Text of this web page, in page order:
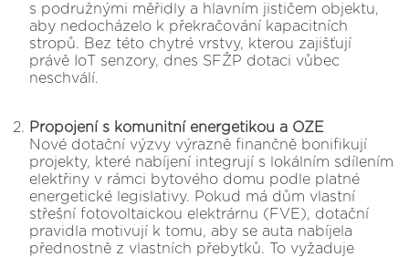
s podružnými měřidly a hlavním jističem objektu,
aby nedocházelo k překračování kapacitních
stropů. Bez této chytré vrstvy, kterou zajišťují
právě IoT senzory, dnes SFŽP dotaci vůbec
neschválí.
Propojení s komunitní energetikou a OZE
Nové dotační výzvy výrazně finančně bonifikují
projekty, které nabíjení integrují s lokálním sdílením
elektřiny v rámci bytového domu podle platné
energetické legislativy. Pokud má dům vlastní
střešní fotovoltaickou elektrárnu (FVE), dotační
pravidla motivují k tomu, aby se auta nabíjela
přednostně z vlastních přebytků. To vyžaduje